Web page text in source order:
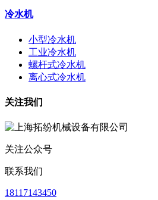
冷水机
小型冷水机
工业冷水机
螺杆式冷水机
离心式冷水机
关注我们
关注公众号
联系我们
18117143450